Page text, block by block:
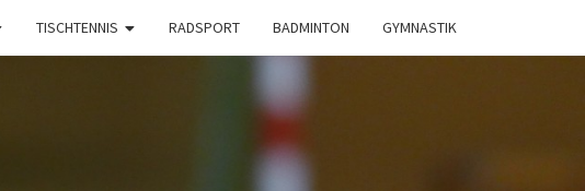
TISCHTENNIS RADSPORT BADMINTON GYMNASTIK